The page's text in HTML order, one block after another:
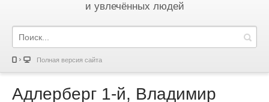
и увлечённых людей
Полная версия сайта
Адлерберг 1-й, Владимир